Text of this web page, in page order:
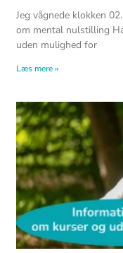
Jeg vågnede klokken
om mental nulstilling
uden mulighed for
Læs mere »